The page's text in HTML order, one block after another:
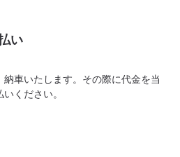
い
納車いたします。その際に代金を当
ください。